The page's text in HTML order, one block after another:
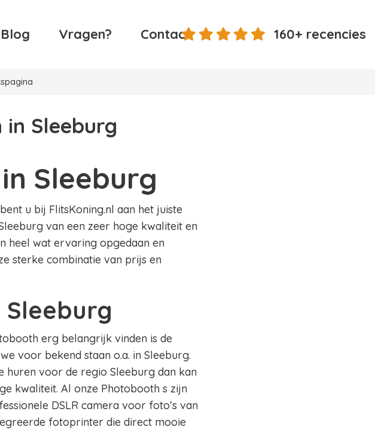
Blog Vragen? Contact 160+ recencies
in Sleeburg
Sleeburg
u bij FlitsKoning.nl aan het juiste
van een zeer hoge kwaliteit en
heel wat ervaring opgedaan en
sterke combinatie van prijs en
erg belangrijk vinden is de
voor bekend staan o.a. in Sleeburg.
huren voor de regio Sleeburg dan kan
kwaliteit. Al onze Photobooth s zijn
DSLR camera voor foto’s van
fotoprinter die direct mooie